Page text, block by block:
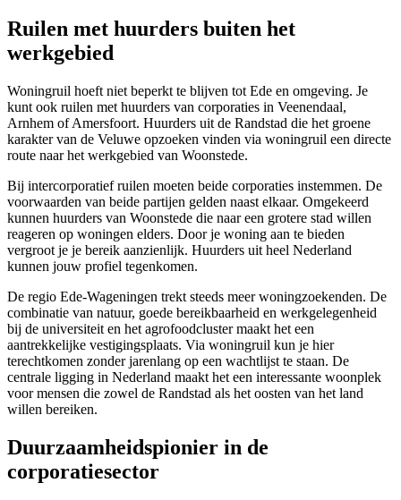
Ruilen met huurders buiten het
werkgebied
Woningruil hoeft niet beperkt te blijven tot Ede en omgeving. Je
kunt ook ruilen met huurders van corporaties in Veenendaal,
Arnhem ofAmersfoort. Huurders uit de Randstad die het groene
karakter van de Veluwe opzoeken vinden via woningruil een directe
route naar het werkgebied van Woonstede.
Bij intercorporatief ruilen moeten beide corporaties instemmen. De
voorwaarden van beide partijen gelden naast elkaar. Omgekeerd
kunnen huurders van Woonstede die naar een grotere stad willen
reageren op woningen elders. Door je woning aan te bieden
vergroot je je bereik aanzienlijk. Huurders uit heel Nederland
kunnen jouw profiel tegenkomen.
De regio Ede-Wageningen trekt steeds meer woningzoekenden. De
combinatie van natuur, goede bereikbaarheid en werkgelegenheid
bij de universiteit en het agrofoodcluster maakt het een
aantrekkelijke vestigingsplaats. Via woningruil kun je hier
terechtkomen zonder jarenlang op een wachtlijst te staan. De
centrale ligging in Nederland maakt het een interessante woonplek
voor mensen die zowel de Randstad als het oosten van het land
willen bereiken.
Duurzaamheidspionier in de
corporatiesector